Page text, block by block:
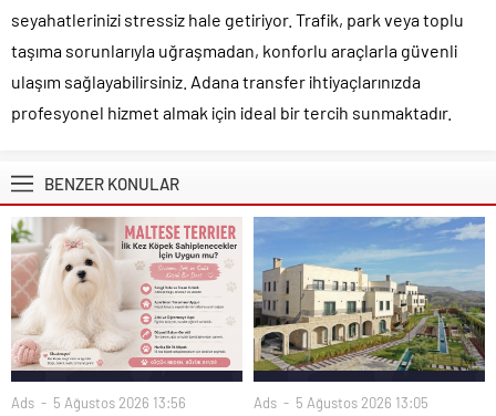
seyahatlerinizi stressiz hale getiriyor. Trafik, park veya toplu
taşıma sorunlarıyla uğraşmadan, konforlu araçlarla güvenli
ulaşım sağlayabilirsiniz. Adana transfer ihtiyaçlarınızda
profesyonel hizmet almak için ideal bir tercih sunmaktadır.
BENZER KONULAR
Ads 5 Ağustos 2026 13:56 Ads 5 Ağustos 2026 13:05